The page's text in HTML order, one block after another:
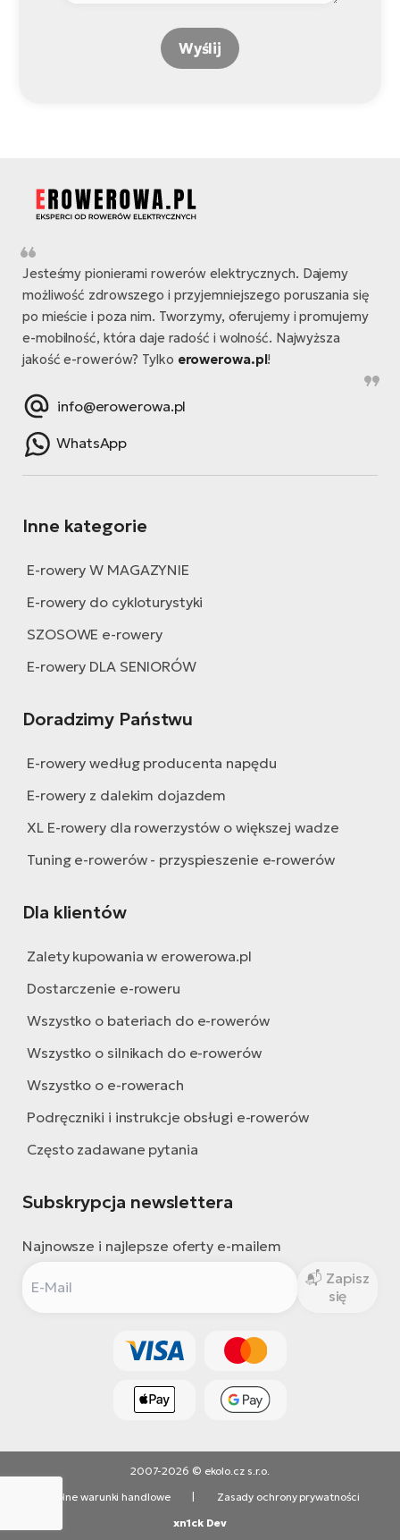
Wyślij
Jesteśmy pionierami rowerów elektrycznych. Dajemy
możliwość zdrowszego i przyjemniejszego poruszania się
po mieście i poza nim. Tworzymy, oferujemy i promujemy
e-mobilność, która daje radość i wolność. Najwyższa
jakość e-rowerów? Tylko erowerowa.pl!
info@erowerowa.pl
WhatsApp
Inne kategorie
E-rowery W MAGAZYNIE
E-rowery do cykloturystyki
SZOSOWE e-rowery
E-rowery DLA SENIORÓW
Doradzimy Państwu
E-rowery według producenta napędu
E-rowery z dalekim dojazdem
XL E-rowery dla rowerzystów o większej wadze
Tuning e-rowerów - przyspieszenie e-rowerów
Dla klientów
Zalety kupowania w erowerowa.pl
Dostarczenie e-roweru
Wszystko o bateriach do e-rowerów
Wszystko o silnikach do e-rowerów
Wszystko o e-rowerach
Podręczniki i instrukcje obsługi e-rowerów
Często zadawane pytania
Subskrypcja newslettera
Najnowsze i najlepsze oferty e-mailem
się
2007-2026 © ekolo.cz s.r.o.
Ogólne warunki handlowe
Zasady ochrony prywatności
xn1ck Dev